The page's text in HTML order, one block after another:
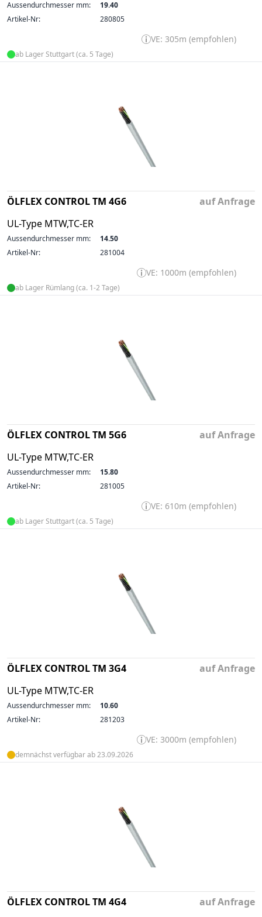
Aussendurchmesser mm:
19.40
Artikel-Nr:
280805
VE: 305m (empfohlen)
ab Lager Stuttgart (ca. 5 Tage)
ÖLFLEX CONTROL TM 4G6
UL-Type MTW,TC-ER
auf Anfrage
Aussendurchmesser mm:
14.50
Artikel-Nr:
281004
VE: 1000m (empfohlen)
ab Lager Rümlang (ca. 1-2 Tage)
ÖLFLEX CONTROL TM 5G6
UL-Type MTW,TC-ER
auf Anfrage
Aussendurchmesser mm:
15.80
Artikel-Nr:
281005
VE: 610m (empfohlen)
ab Lager Stuttgart (ca. 5 Tage)
ÖLFLEX CONTROL TM 3G4
UL-Type MTW,TC-ER
auf Anfrage
Aussendurchmesser mm:
10.60
Artikel-Nr:
281203
VE: 3000m (empfohlen)
demnächst verfügbar ab 23.09.2026
ÖLFLEX CONTROL TM 4G4
auf Anfrage